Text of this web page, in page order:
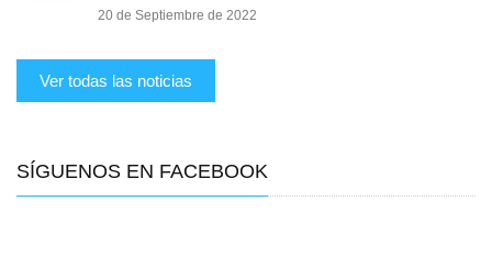
20 de Septiembre de 2022
Ver todas las noticias
SÍGUENOS EN FACEBOOK